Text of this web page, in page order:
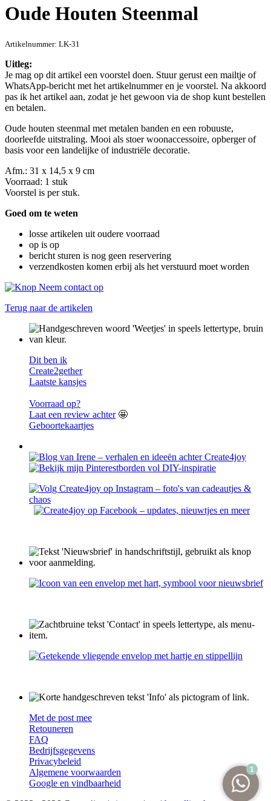
Oude Houten Steenmal
Artikelnummer: LK-31
Uitleg:
Je mag op dit artikel een voorstel doen. Stuur gerust een mailtje of
WhatsApp-bericht met het artikelnummer en je voorstel. Na akkoord
pas ik het artikel aan, zodat je het gewoon via de shop kunt bestellen
en betalen.
Oude houten steenmal met metalen banden en een robuuste,
doorleefde uitstraling. Mooi als stoer woonaccessoire, opberger of
basis voor een landelijke of industriële decoratie.
Afm.: 31 x 14,5 x 9 cm
Voorraad: 1 stuk
Voorstel is per stuk.
Goed om te weten
losse artikelen uit oudere voorraad
op is op
bericht sturen is nog geen reservering
verzendkosten komen erbij als het verstuurd moet worden
Terug naar de artikelen
Dit ben ik
Create2gether
Laatste kansjes
Voorraad op?
Laat een review achter🤩
Geboortekaartjes
Met de post mee
Retouneren
FAQ
Bedrijfsgegevens
Privacybeleid
Algemene voorwaarden
Google en vindbaarheid